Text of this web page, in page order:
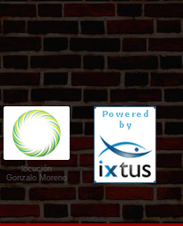
locución
Gonzalo Moreno